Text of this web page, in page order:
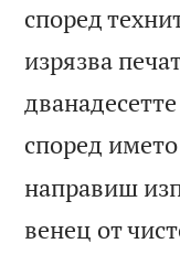
според
изрязва
според
направиш
венец от